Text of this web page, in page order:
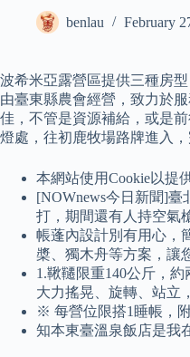
benlau February
波希米亞露營區提供三種房
由臺東縣農會經營，致力於
佳，不管是資源補給，或是
燈處，往初鹿牧場路牌進入
本網站使用Cookie以提
[NOWnews今日新聞]
打，期間還有人持空氣
帳蓬內設計別有用心，
槳、獨木舟等方案，讓
1.鞦韆限重140公斤，
大力搖晃、旋轉、站立
※ 每營位限搭1睡帳，
知本東臺溫泉飯店是我